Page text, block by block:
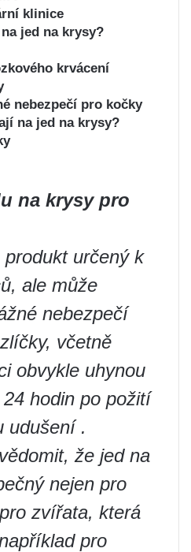
klinice
jed na krysy?
krvácení
nebezpečí pro kočky
na jed na krysy?
na krysy pro
určený k
ale může
nebezpečí
včetně
obvykle uhynou
hodin po požití
udušení .
že jed na
nejen pro
zvířata, která
pro